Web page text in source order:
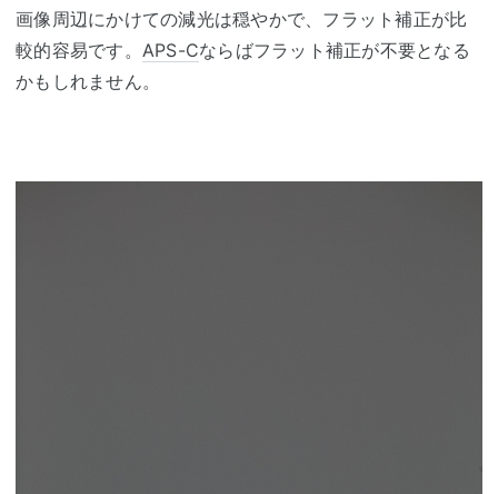
画像周辺にかけての減光は穏やかで、フラット補正が比
較的容易です。 APS-Cならばフラット補正が不要となる
かもしれません。